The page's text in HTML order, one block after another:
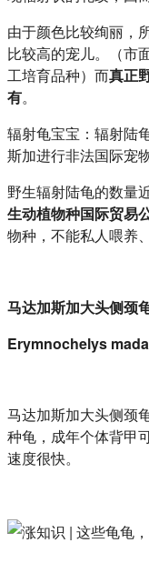
由于颜色比较绚丽，
比较高的宠儿。（市
工培育品种）而真正
有。
辐射龟宝宝：辐射陆
斯加进行非法国际宠
野生辐射陆龟的数量
生动植物种国际贸易
物种，不能私人喂养
马达加斯加大头侧颈
Erymnochelys
马达加斯加大头侧颈
种龟，成年个体背甲
速度很快。